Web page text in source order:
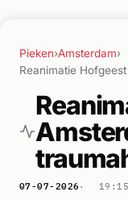
Pieken›Amsterdam›
Reanimatie
07-07-2026